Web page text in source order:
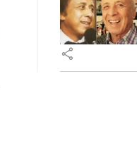
share